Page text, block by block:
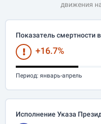
движения
Показатель смертности
+16.7%
Период: январь-апрель
Исполнение Указа